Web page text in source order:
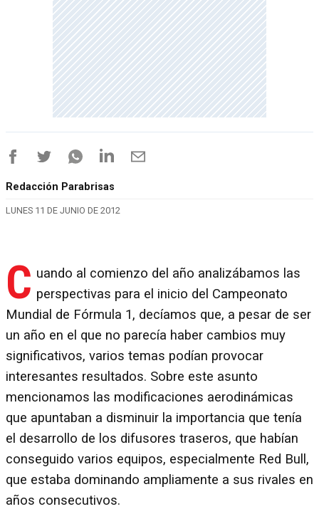
Redacción Parabrisas
LUNES 11 DE JUNIO DE 2012
C uando al comienzo del año analizábamos las
perspectivas para el inicio del Campeonato
Mundial de Fórmula 1, decíamos que, a pesar de ser
un año en el que no parecía haber cambios muy
significativos, varios temas podían provocar
interesantes resultados. Sobre este asunto
mencionamos las modificaciones aerodinámicas
que apuntaban a disminuir la importancia que tenía
el desarrollo de los difusores traseros, que habían
conseguido varios equipos, especialmente Red Bull,
que estaba dominando ampliamente a sus rivales en
años consecutivos.